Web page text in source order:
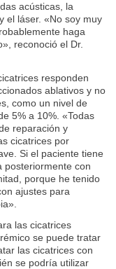
acústicas, la
el láser. «No soy muy
haga
reconoció el Dr.
responden
ablativos y no
como un nivel de
5% a 10%. «Todas
reparación y
cicatrices por
Si el paciente tiene
posteriormente con
porque he tenido
ajustes para
las cicatrices
se puede tratar
las cicatrices con
se podría utilizar